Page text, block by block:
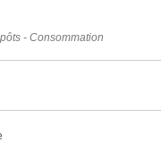
- Consommation